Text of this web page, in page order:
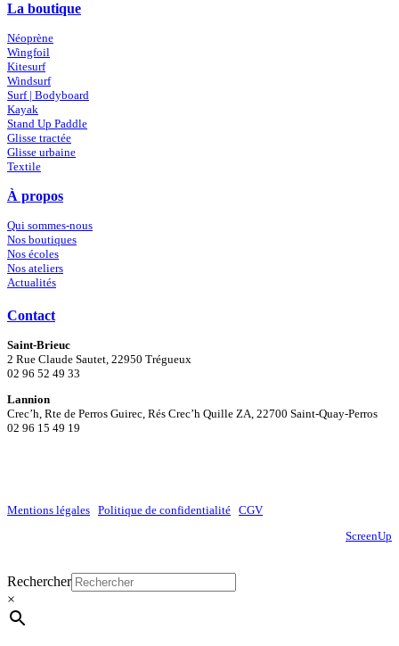
La boutique
Néoprène
Wingfoil
Kitesurf
Windsurf
Surf | Bodyboard
Kayak
Stand Up Paddle
Glisse tractée
Glisse urbaine
Textile
À propos
Qui sommes-nous
Nos boutiques
Nos écoles
Nos ateliers
Actualités
Contact
Saint-Brieuc
2 Rue Claude Sautet, 22950 Trégueux
02 96 52 49 33
Lannion
Crec’h, Rte de Perros Guirec, Rés Crec’h Quille ZA, 22700 Saint-Quay-Perros
02 96 15 49 19
Mentions légales Politique de confidentialité CGV
ScreenUp
Close
Menu
Rechercher
×